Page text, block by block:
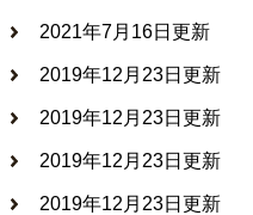
2021年7月16日更新
2019年12月23日更新
2019年12月23日更新
2019年12月23日更新
2019年12月23日更新